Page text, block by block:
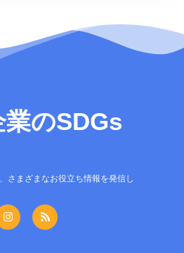
のSDGs
さまざまなお役立ち情報を発信し